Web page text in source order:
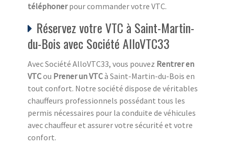
téléphonerpour commander votre VTC.
Réservez votre VTC à Saint-Martin-
du-Bois avec Société AlloVTC33
Avec Société AlloVTC33, vous pouvez Rentrer en
VTCou Prener un VTCà Saint-Martin-du-Bois en
tout confort. Notre société dispose de véritables
chauffeurs professionnels possédant tous les
permis nécessaires pour la conduite de véhicules
avec chauffeur et assurer votre sécurité et votre
confort.